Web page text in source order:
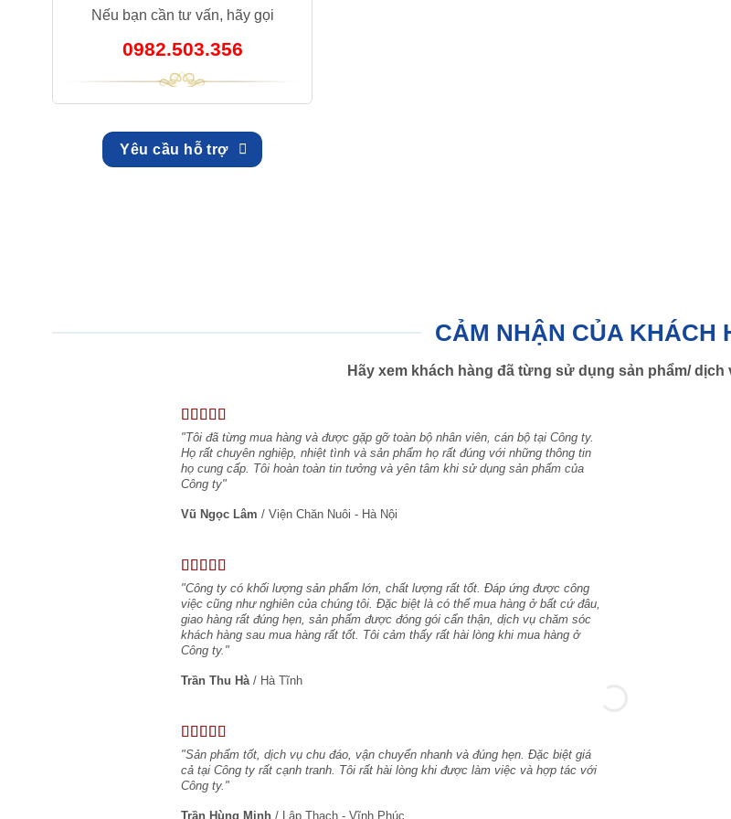
Nếu bạn cần tư vấn, hãy gọi
0982.503.356
Yêu cầu hỗ trợ
CẢM NHẬN CỦA KHÁCH
Hãy xem khách hàng đã từng sử dụng sản phẩm/ dịch
"Tôi đã từng mua hàng và được gặp gỡ toàn bộ nhân viên, cán bộ tại Công ty.
Họ rất chuyên nghiệp, nhiệt tình và sản phẩm họ rất đúng với những thông tin
họ cung cấp. Tôi hoàn toàn tin tưởng và yên tâm khi sử dụng sản phẩm của
Công ty"
Vũ Ngọc Lâm / Viện Chăn Nuôi - Hà Nội
"Công ty có khối lượng sản phẩm lớn, chất lượng rất tốt. Đáp ứng được công
việc cũng như nghiên của chúng tôi. Đặc biệt là có thể mua hàng ở bất cứ đâu,
giao hàng rất đúng hẹn, sản phẩm được đóng gói cẩn thận, dịch vụ chăm sóc
khách hàng sau mua hàng rất tốt. Tôi cảm thấy rất hài lòng khi mua hàng ở
Công ty."
Trần Thu Hà / Hà Tĩnh
"Sản phẩm tốt, dịch vụ chu đáo, vận chuyển nhanh và đúng hẹn. Đặc biệt giá
cả tại Công ty rất cạnh tranh. Tôi rất hài lòng khi được làm việc và hợp tác với
Công ty."
Trần Hùng Minh / Lập Thạch - Vĩnh Phúc